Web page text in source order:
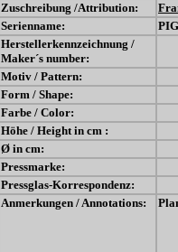
Zuschreibung /Attribution:
Serienname:
Herstellerkennzeichnung /
Maker´s number:
Motiv / Pattern:
Form / Shape:
Farbe / Color:
Höhe / Height in cm :
Ø in cm:
Pressmarke:
Pressglas-Korrespondenz:
Anmerkungen / Annotations: